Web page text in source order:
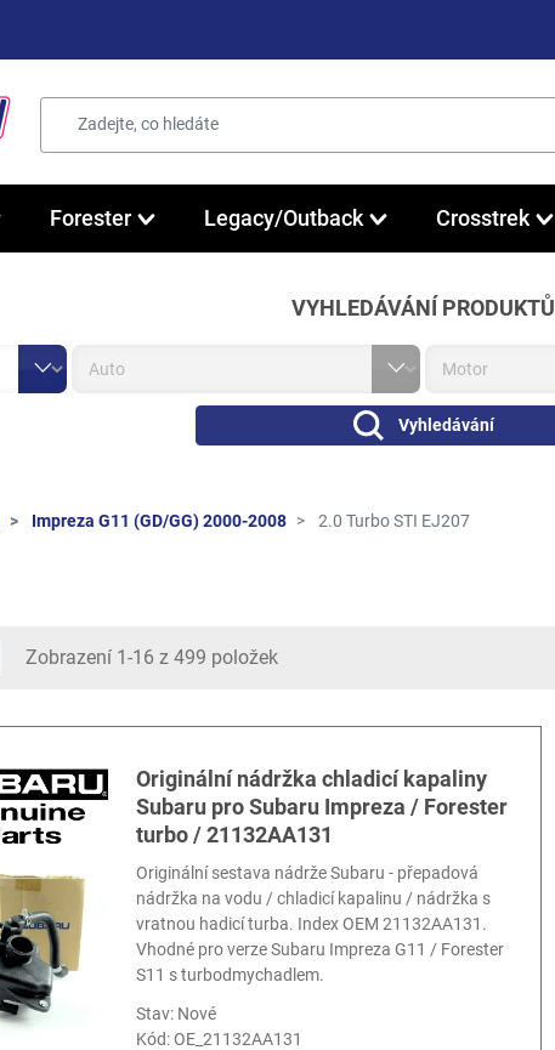
Forester Legacy/Outback Crosstrek
VYHLEDÁVÁNÍ PRODUKTŮ
Vyhledávání
Impreza G11 (GD/GG) 2000-2008 2.0 Turbo STI EJ207
Zobrazení 1-16 z 499 položek
Originální nádržka chladicí kapaliny
Subaru pro Subaru Impreza / Forester
turbo / 21132AA131
Originální sestava nádrže Subaru - přepadová
nádržka na vodu / chladicí kapalinu / nádržka s
vratnou hadicí turba. Index OEM 21132AA131.
Vhodné pro verze Subaru Impreza G11 / Forester
S11 s turbodmychadlem.
Stav: Nové
Kód:OE_21132AA131